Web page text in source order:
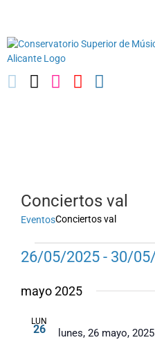
contenido
Conciertos val
EventosConciertos val
Eventos
26/05/2025 - 30/
fecha.
mayo 2025
LUN
26 lunes, 26 mayo,